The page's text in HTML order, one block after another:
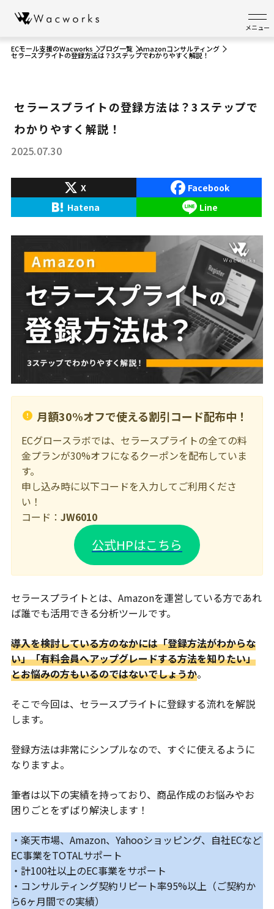
メニュー
ECモール支援のWacworks ブログ一覧 Amazonコンサルティング
セラースプライトの登録方法は？3ステップでわかりやすく解説！
セラースプライトの登録方法は？3ステップで
わかりやすく解説！
2025.07.30
X
Facebook
Hatena
Line
月額30%オフで使える割引コード配布中！
ECグロースラボでは、セラースプライトの全ての料
金プランが30%オフになるクーポンを配布していま
す。
申し込み時に以下コードを入力してご利用くださ
い！
コード：JW6010
公式HPはこちら
セラースプライトとは、Amazonを運営している方であれ
ば誰でも活用できる分析ツールです。
導入を検討している方のなかには「登録方法がわからな
い」「有料会員へアップグレードする方法を知りたい」
とお悩みの方もいるのではないでしょうか。
そこで今回は、セラースプライトに登録する流れを解説
します。
登録方法は非常にシンプルなので、すぐに使えるように
なりますよ。
筆者は以下の実績を持っており、商品作成のお悩みやお
困りごとをずばり解決します！
・楽天市場、Amazon、Yahooショッピング、自社ECなど
EC事業をTOTALサポート
・計100社以上のEC事業をサポート
・コンサルティング契約リピート率95%以上（ご契約か
ら6ヶ月間での実績）